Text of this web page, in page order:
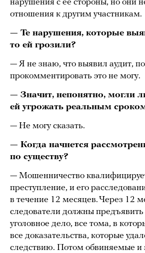
нарушения с ее стороны, но они
отношения к другим участникам.
— Те нарушения, которые
то ей грозили?
— Я не знаю, что выявил аудит,
прокомментировать это не могу.
— Значит, непонятно, могли
ей угрожать реальным
— Не могу сказать.
— Когда начнется
по существу?
— Мошенничество
преступление, и его
в течение 12 месяцев. Через 12
следователи должны предъявить
уголовное дело, все тома, в
все доказательства, которые
следствию. Потом обвиняемые и